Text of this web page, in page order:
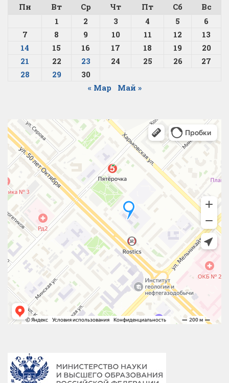
Пн Вт Ср Чт Пт Сб
Вс
1
2 3 4 5
6
7
8 9 10 11 12
13
14
15 16 17 18 19
20
21
22 23 24 25 26
27
28
29
30
« Мар
Май »